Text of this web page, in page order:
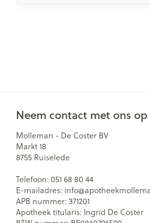
Neem contact met ons op
Molleman - De Coster BV
Markt 18
8755 Ruiselede
Telefoon: 051 68 80 44
E-mailadres: info@
APB nummer: 371201
Apotheek titularis: Ingrid De Coster